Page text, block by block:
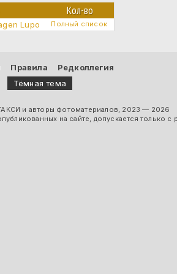
Кол-во
Lupo Полный список
Правила
Редколлегия
Тёмная тема
и авторы фотоматериалов, 2023 — 2026
на сайте, допускается только с